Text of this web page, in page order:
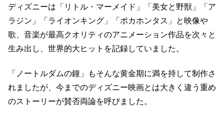
ディズニーは「リトル・マーメイド」「美女と野獣」「ア
ラジン」「ライオンキング」「ポカホンタス」と映像や
歌、音楽が最高クオリティのアニメーション作品を次々と
生み出し、世界的大ヒットを記録していました。
「ノートルダムの鐘」もそんな黄金期に満を持して制作さ
れましたが、今までのディズニー映画とは大きく違う重め
のストーリーが賛否両論を呼びました。